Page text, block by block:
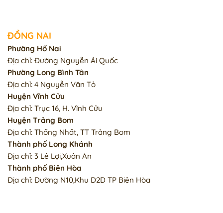
ĐỒNG NAI
Phường Hố Nai
Địa chỉ: Đường Nguyễn Ái Quốc
Phường Long Bình Tân
Địa chỉ: 4 Nguyễn Văn Tỏ
Huyện Vĩnh Cửu
Địa chỉ: Trục 16, H. Vĩnh Cửu
Huyện Trảng Bom
Địa chỉ: Thống Nhất, TT Trảng Bom
Thành phố Long Khánh
Địa chỉ: 3 Lê Lợi,Xuân An
Thành phố Biên Hòa
Địa chỉ: Đường N10,Khu D2D TP Biên Hòa